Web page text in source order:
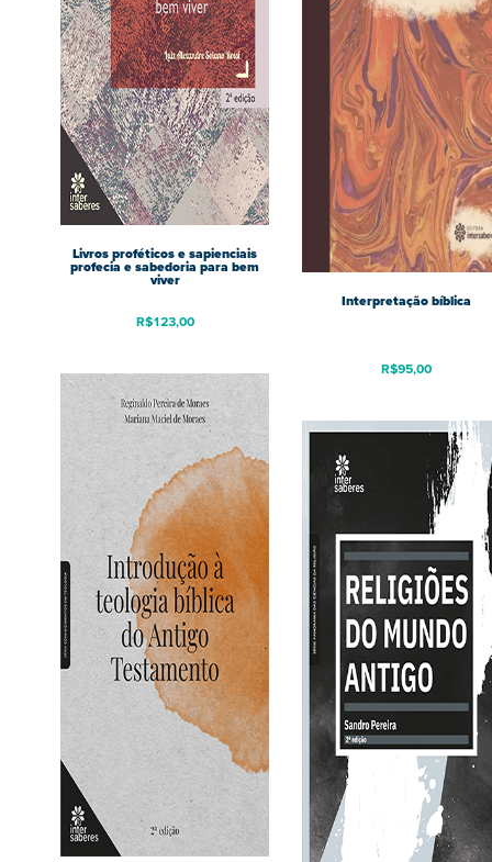
Livros proféticos e sapienciais
profecia e sabedoria para bem
viver
R$123,00
Interpretação bíblica
R$95,00